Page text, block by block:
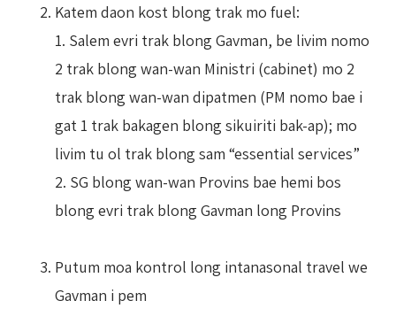
Katem daon kost blong trak mo fuel:
1. Salem evri trak blong Gavman, be livim nomo
2 trak blong wan-wan Ministri (cabinet) mo 2
trak blong wan-wan dipatmen (PM nomo bae i
gat 1 trak bakagen blong sikuiriti bak-ap); mo
livim tu ol trak blong sam “essential services”
2. SG blong wan-wan Provins bae hemi bos
blong evri trak blong Gavman long Provins
Putum moa kontrol long intanasonal travel we
Gavman i pem